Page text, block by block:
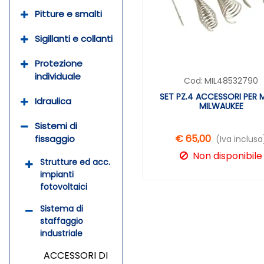
Pitture e smalti
Sigillanti e collanti
Protezione
individuale
Idraulica
Sistemi di
fissaggio
Strutture ed acc.
impianti
fotovoltaici
Sistema di
staffaggio
industriale
ACCESSORI DI
Cod: MIL48532790
SET PZ.4 ACCESSORI PER
MILWAUKEE
€ 65,00 (Iva
Non disponibile